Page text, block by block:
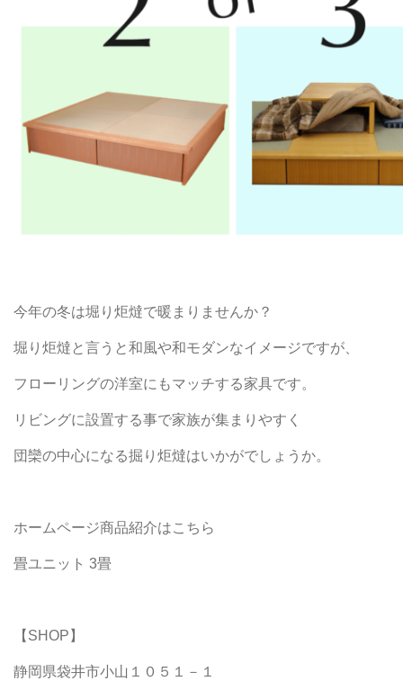
今年の冬は堀り炬燵で暖まりませんか？
堀り炬燵と言うと和風や和モダンなイメージですが、
フローリングの洋室にもマッチする家具です。
リビングに設置する事で家族が集まりやすく
団欒の中心になる掘り炬燵はいかがでしょうか。
ホームページ商品紹介はこちら
畳ユニット 3畳
【SHOP】
静岡県袋井市小山１０５１－１